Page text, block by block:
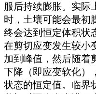
服后持续膨胀。实际
时，土壤可能会最初
终会达到恒定体积状
在剪切应变发生较小
加到峰值，然后随着
下降（即应变软化）
状态的恒定值。临界